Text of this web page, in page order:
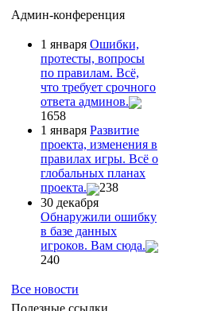
Админ-конференция
1 января Ошибки,
протесты, вопросы
по правилам. Всё,
что требует срочного
ответа админов.
1658
1 января Развитие
проекта, изменения в
правилах игры. Всё о
глобальных планах
проекта.
238
30 декабря
Обнаружили ошибку
в базе данных
игроков. Вам сюда.
240
Все новости
Полезные ссылки